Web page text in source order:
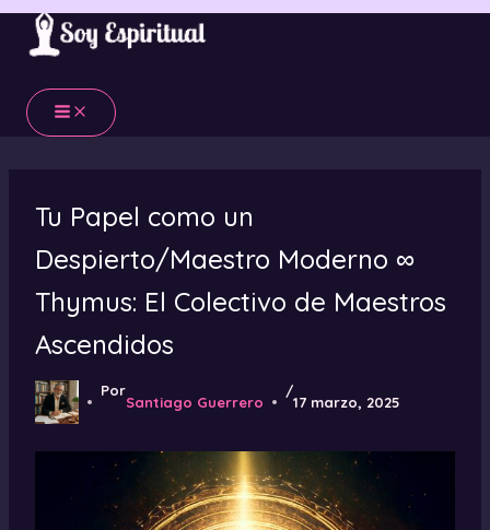
Ir
contenido
Tu Papel como un
Despierto/Maestro Moderno ∞
Thymus: El Colectivo de Maestros
Ascendidos
Por
Santiago Guerrero
/
17 marzo, 2025